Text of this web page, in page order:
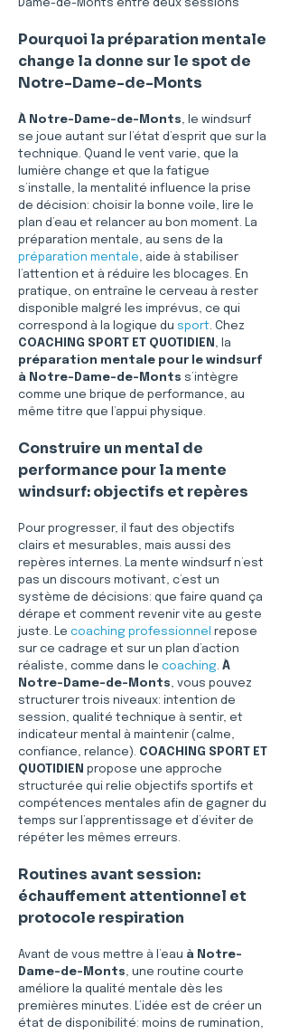
Dame-de-Monts entre deux sessions
Pourquoi la préparation mentale
change la donne sur le spot de
Notre-Dame-de-Monts
À Notre-Dame-de-Monts, le windsurf
se joue autant sur l’état d’esprit que sur la
technique. Quand le vent varie, que la
lumière change et que la fatigue
s’installe, la mentalité influence la prise
de décision: choisir la bonne voile, lire le
plan d’eau et relancer au bon moment. La
préparation mentale, au sens de la
préparation mentale, aide à stabiliser
l’attention et à réduire les blocages. En
pratique, on entraîne le cerveau à rester
disponible malgré les imprévus, ce qui
correspond à la logique du sport. Chez
COACHING SPORT ET QUOTIDIEN , la
préparation mentale pour le windsurf
à Notre-Dame-de-Monts s’intègre
comme une brique de performance, au
même titre que l’appui physique.
Construire un mental de
performance pour la mente
windsurf: objectifs et repères
Pour progresser, il faut des objectifs
clairs et mesurables, mais aussi des
repères internes. La mente windsurf n’est
pas un discours motivant, c’est un
système de décisions: que faire quand ça
dérape et comment revenir vite au geste
juste. Le coaching professionnel repose
sur ce cadrage et sur un plan d’action
réaliste, comme dans le coaching. À
Notre-Dame-de-Monts, vous pouvez
structurer trois niveaux: intention de
session, qualité technique à sentir, et
indicateur mental à maintenir (calme,
confiance, relance). COACHING SPORT ET
QUOTIDIEN propose une approche
structurée qui relie objectifs sportifs et
compétences mentales afin de gagner du
temps sur l’apprentissage et d’éviter de
répéter les mêmes erreurs.
Routines avant session:
échauffement attentionnel et
protocole respiration
Avant de vous mettre à l’eau à Notre-
Dame-de-Monts, une routine courte
améliore la qualité mentale dès les
premières minutes. L’idée est de créer un
état de disponibilité: moins de rumination,